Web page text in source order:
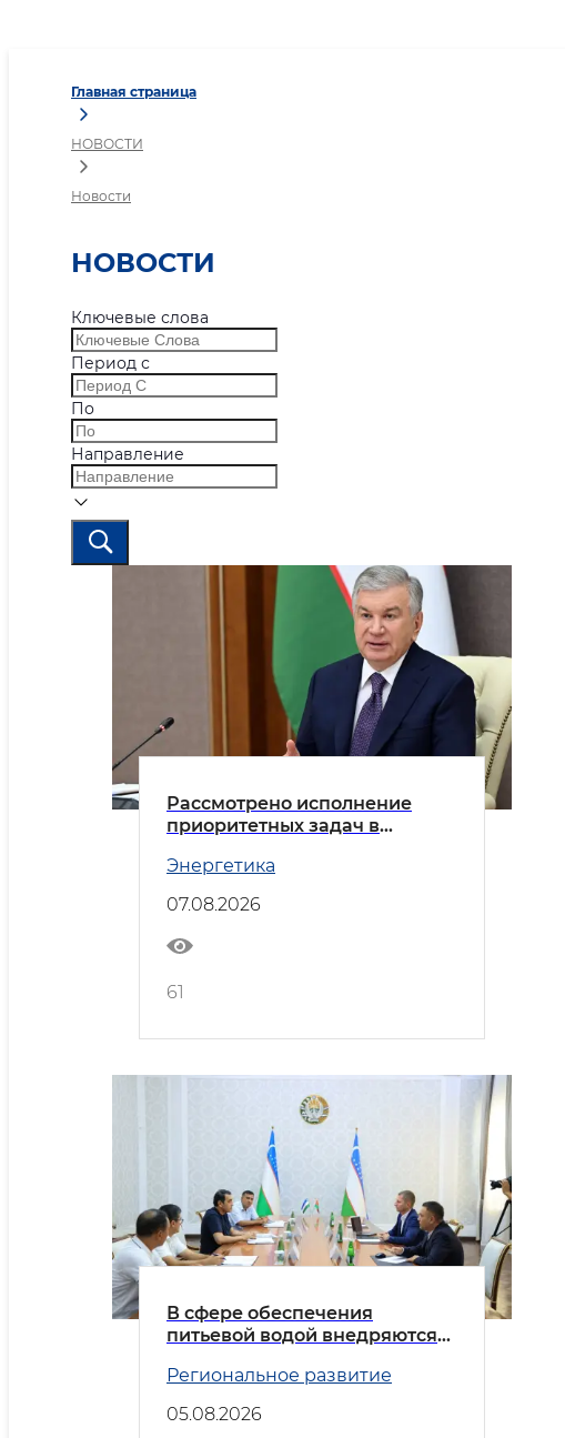
Главная страница
НОВОСТИ
Новости
НОВОСТИ
Ключевые слова
Период с
По
Направление
Рассмотрено исполнение
приоритетных задач в
Энергетика
07.08.2026
61
В сфере обеспечения
питьевой водой внедряются
Региональное развитие
05.08.2026